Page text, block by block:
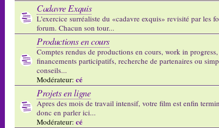
Cadavre Exquis
L'exercice surréaliste du «cadavre exquis» revisité par les
forum. Chacun son tour...
Productions en cours
Comptes rendus de productions en cours, work in
financements participatifs, recherche de partenaires ou
conseils...
Modérateur: cé
Projets en ligne
Apres des mois de travail intensif, votre film est enfin
donc en parler ici...
Modérateur: cé